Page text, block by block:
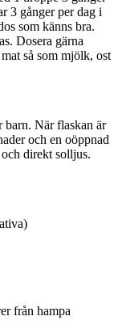
3 gånger per dag i
som känns bra.
Dosera gärna
så som mjölk, ost
När flaskan är
och en oöppnad
direkt solljus.
från hampa